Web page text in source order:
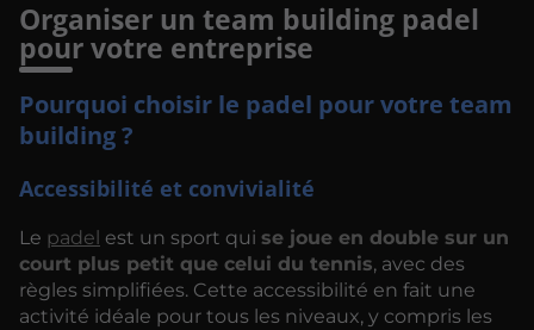
Organiser un team building padel
pour votre entreprise
Pourquoi choisir le padel pour votre team
building ?
Accessibilité et convivialité
Le padel est un sport qui se joue en double sur un
court plus petit que celui du tennis, avec des
règles simplifiées. Cette accessibilité en fait une
activité idéale pour tous les niveaux, y compris les